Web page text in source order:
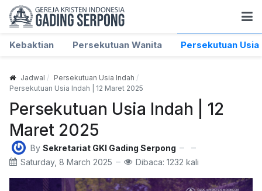
Kebaktian Persekutuan Wanita Persekutuan Usia
Jadwal
Persekutuan Usia Indah
Persekutuan Usia Indah | 12 Maret 2025
Persekutuan Usia Indah | 12
Maret 2025
By Sekretariat GKI Gading Serpong
Saturday, 8 March 2025
Dibaca: 1232 kali